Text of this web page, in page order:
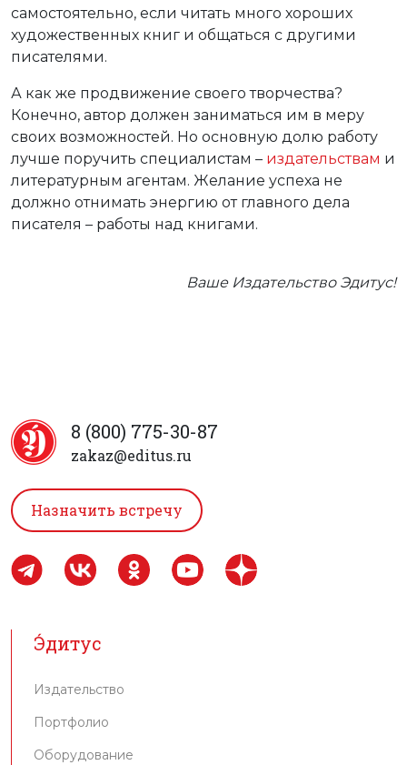
самостоятельно, если читать много хороших
художественных книг и общаться с другими
писателями.
А как же продвижение своего творчества?
Конечно, автор должен заниматься им в меру
своих возможностей. Но основную долю работу
лучше поручить специалистам – издательствам и
литературным агентам. Желание успеха не
должно отнимать энергию от главного дела
писателя – работы над книгами.
Ваше Издательство Эдитус!
8 (800) 775-30-87
zakaz@editus.ru
Назначить встречу
Э́дитус
Издательство
Портфолио
Оборудование